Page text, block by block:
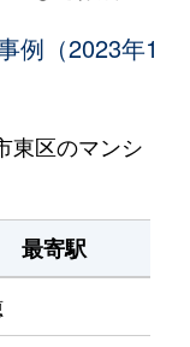
例（2023年1
東区のマンシ
最寄駅